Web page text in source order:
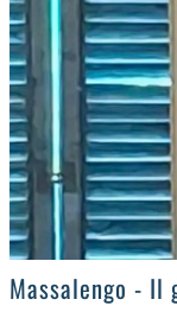
>Massalengo - Il